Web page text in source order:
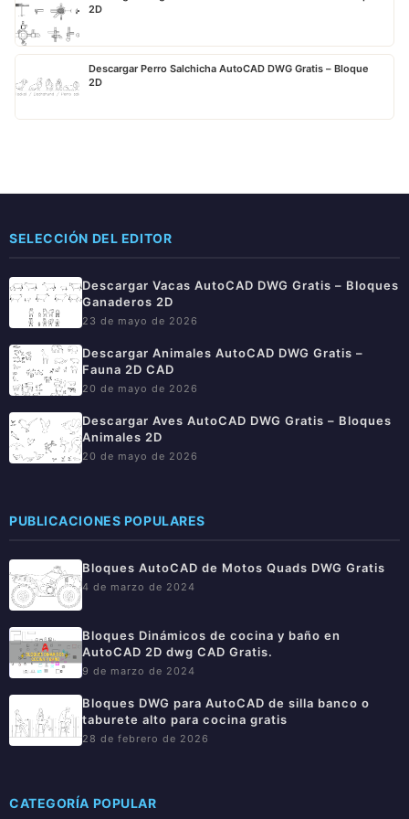
2D
Descargar Perro Salchicha AutoCAD DWG Gratis – Bloque
2D
SELECCIÓN DEL EDITOR
Descargar Vacas AutoCAD DWG Gratis – Bloques
Ganaderos 2D
23 de mayo de 2026
Descargar Animales AutoCAD DWG Gratis –
Fauna 2D CAD
20 de mayo de 2026
Descargar Aves AutoCAD DWG Gratis – Bloques
Animales 2D
20 de mayo de 2026
PUBLICACIONES POPULARES
Bloques AutoCAD de Motos Quads DWG Gratis
4 de marzo de 2024
Bloques Dinámicos de cocina y baño en
AutoCAD 2D dwg CAD Gratis.
9 de marzo de 2024
Bloques DWG para AutoCAD de silla banco o
taburete alto para cocina gratis
28 de febrero de 2026
CATEGORÍA POPULAR